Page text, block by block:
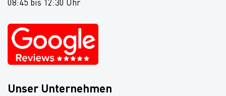
08:45 bis 12:30 Uhr
Unser Unternehmen